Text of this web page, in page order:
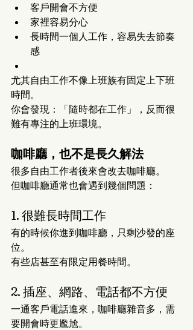
客戶開會不方便
家裡容易分心
長時間一個人工作，容易失去節奏
感
尤其自由工作不像上班族有固定上下班
時間。
你會發現：「隨時都在工作」，反而很
難有專注的上班環境。
咖啡廳，也不是長久解法
很多自由工作者後來會改去咖啡廳。
但咖啡廳通常也會遇到幾個問題：
1. 很難長時間工作
有的時候你進到咖啡廳，只剩沙發的座
位。
有些店甚至有限定用餐時間。
2. 插座、網路、電話都不方便
一通客戶電話進來，咖啡廳雜音多，需
要開會時更尷尬。